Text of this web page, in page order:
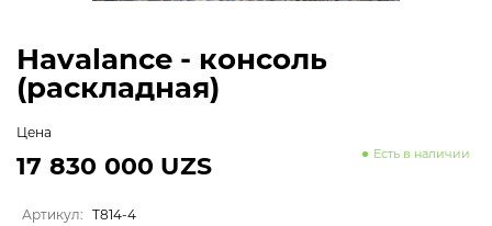
Havalance - консоль
(раскладная)
Цена
Есть в наличии
17 830 000 UZS
Артикул: T814-4